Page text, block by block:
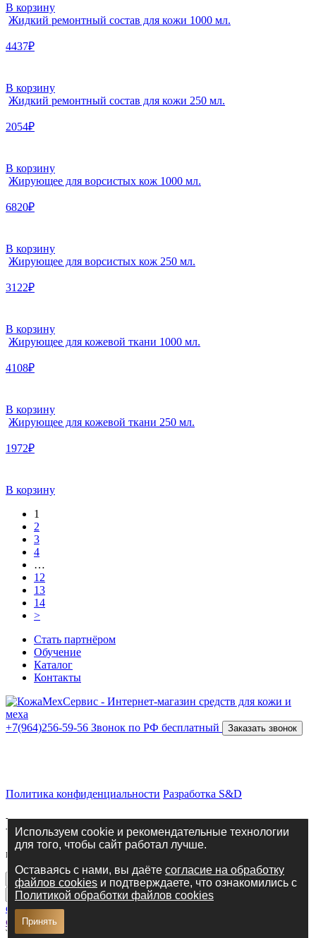
В корзину
Жидкий ремонтный состав для кожи 1000 мл.
4437₽
В корзину
Жидкий ремонтный состав для кожи 250 мл.
2054₽
В корзину
Жирующее для ворсистых кож 1000 мл.
6820₽
В корзину
Жирующее для ворсистых кож 250 мл.
3122₽
В корзину
Жирующее для кожевой ткани 1000 мл.
4108₽
В корзину
Жирующее для кожевой ткани 250 мл.
1972₽
В корзину
1
2
3
4
…
12
13
14
>
Стать партнёром
Обучение
Каталог
Контакты
+7(964)256-59-56 Звонок по РФ бесплатный Заказать звонок
Политика конфиденциальности Разработка S&D
Введите свои данные
и наш менеджер с вами свяжется в ближайшее время!
Я соглашаюсь с
обработки персональных данных
обработку персональных данных
Используем cookie и рекомендательные технологии
для того, чтобы сайт работал лучше.
Оставаясь с нами, вы даёте согласие на обработку
файлов cookies и подтверждаете, что ознакомились с
Политикой обработки файлов cookies
Принять